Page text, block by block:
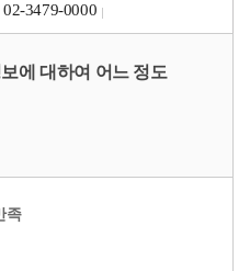
3479-0000
에 대하여 어느 정도
족